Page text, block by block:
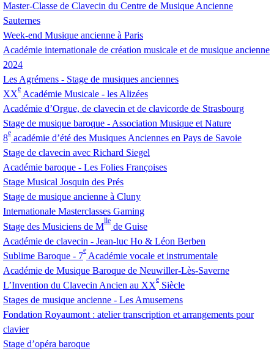
Master-Classe de Clavecin du Centre de Musique Ancienne
Sauternes
Week-end Musique ancienne à Paris
Académie internationale de création musicale et de musique ancienne
2024
Les Agrémens - Stage de musiques anciennes
XX
e
Académie Musicale - les Alizées
Académie d’Orgue, de clavecin et de clavicorde de Strasbourg
Stage de musique baroque - Association Musique et Nature
8
e
académie d’été des Musiques Anciennes en Pays de Savoie
Stage de clavecin avec Richard Siegel
Académie baroque - Les Folies Françoises
Stage Musical Josquin des Prés
Stage de musique ancienne à Cluny
Internationale Masterclasses Gaming
Stage des Musiciens de M
lle
de Guise
Académie de clavecin - Jean-luc Ho & Léon Berben
Sublime Baroque - 7
e
Académie vocale et instrumentale
Académie de Musique Baroque de Neuwiller-Lès-Saverne
L’Invention du Clavecin Ancien au XX
e
Siècle
Stages de musique ancienne - Les Amusemens
Fondation Royaumont : atelier transcription et arrangements pour
clavier
Stage d’opéra baroque